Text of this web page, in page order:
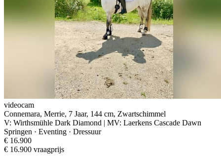
videocam
Connemara, Merrie, 7 Jaar, 144 cm, Zwartschimmel
V: Wirthsmühle Dark Diamond | MV: Laerkens Cascade Dawn
Springen · Eventing · Dressuur
€ 16.900
€ 16.900 vraagprijs